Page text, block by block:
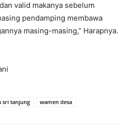
valid makanya sebelum
pendamping membawa
masing-masing,” Harapnya.
sri tanjung wamen desa